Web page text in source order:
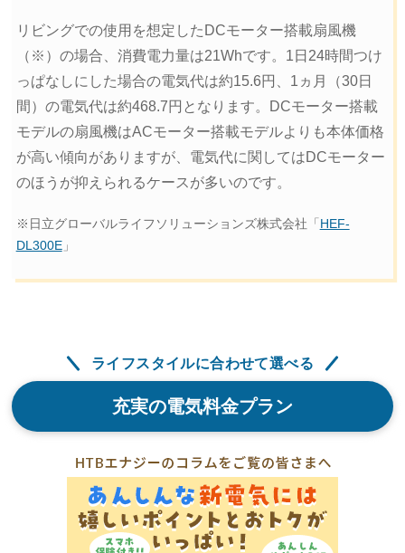
リビングでの使用を想定したDCモーター搭載扇風機
（※）の場合、消費電力量は21Whです。1日24時間つけ
っぱなしにした場合の電気代は約15.6円、1ヵ月（30日
間）の電気代は約468.7円となります。DCモーター搭載
モデルの扇風機はACモーター搭載モデルよりも本体価格
が高い傾向がありますが、電気代に関してはDCモーター
のほうが抑えられるケースが多いのです。
※日立グローバルライフソリューションズ株式会社「 HEF-
DL300E」
ライフスタイルに合わせて選べる
充実の電気料金プラン